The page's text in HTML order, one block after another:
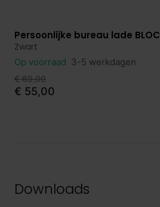
Bekijk product
Persoonlijke bureau lade BLOC
Zwart
Op voorraad 3-5 werkdagen
€ 69,00
€ 55,00
Downloads